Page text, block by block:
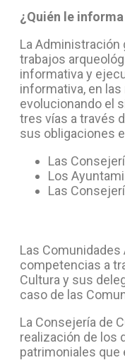
¿Quién le
La Administración
trabajos
informativa y
informativa, en
evolucionando el
tres vías a través
sus obligaciones
Las
Los
Las
Las
competencias a
Cultura y sus
caso de las
La Consejería de
realización de los
patrimoniales que